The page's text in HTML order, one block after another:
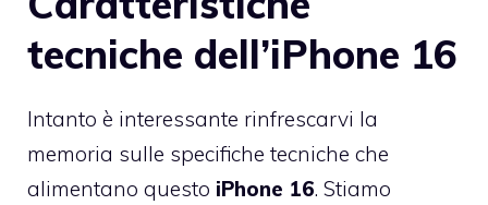
tecniche dell’iPhone 16
Intanto è interessante rinfrescarvi la
memoria sulle specifiche tecniche che
alimentano questo iPhone 16. Stiamo